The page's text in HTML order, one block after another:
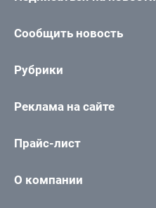
Сообщить новость
Рубрики
Реклама на сайте
Прайс-лист
О компании